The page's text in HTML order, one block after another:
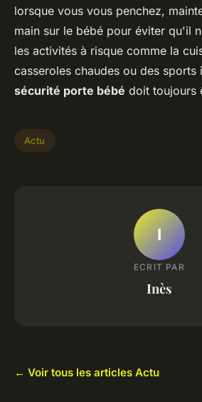
lorsque vous vous penchez,
main sur le bébé pour éviter qu'il
les activités à risque comme la
casseroles chaudes ou des sports
sécurité porte bébé doit toujours
Actu
I
ECRIT PAR
Inès
← Voir tous les articles Actu